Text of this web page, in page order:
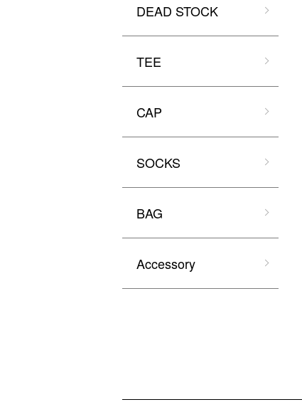
DEAD STOCK
TEE
CAP
SOCKS
BAG
Accessory